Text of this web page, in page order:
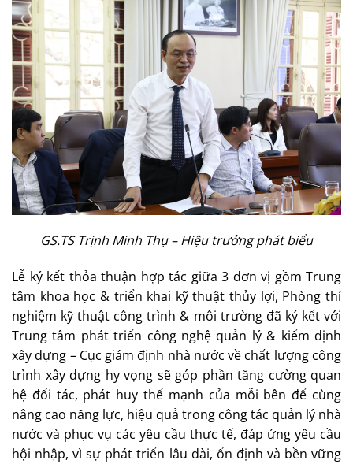
GS.TS Trịnh Minh Thụ – Hiệu trưởng phát biểu
Lễ ký kết thỏa thuận hợp tác giữa 3 đơn vị gồm Trung
tâm khoa học & triển khai kỹ thuật thủy lợi, Phòng thí
nghiệm kỹ thuật công trình & môi trường đã ký kết với
Trung tâm phát triển công nghệ quản lý & kiểm định
xây dựng – Cục giám định nhà nước về chất lượng công
trình xây dựng hy vọng sẽ góp phần tăng cường quan
hệ đối tác, phát huy thế mạnh của mỗi bên để cùng
nâng cao năng lực, hiệu quả trong công tác quản lý nhà
nước và phục vụ các yêu cầu thực tế, đáp ứng yêu cầu
hội nhập, vì sự phát triển lâu dài, ổn định và bền vững